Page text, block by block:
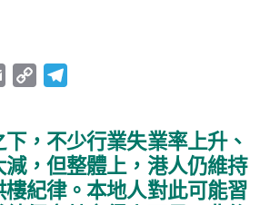
i
l
y
L
i
e
g
，不少行業失業率上升、
，但整體上，港人仍維持
紀律。本地人對此可能習